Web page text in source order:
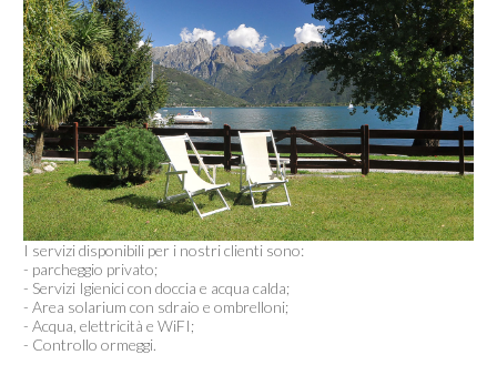
I servizi disponibili per i nostri clienti sono:
- parcheggio privato;
- Servizi Igienici con doccia e acqua calda;
- Area solarium con sdraio e ombrelloni;
- Acqua, elettricità e WiFI;
- Controllo ormeggi.